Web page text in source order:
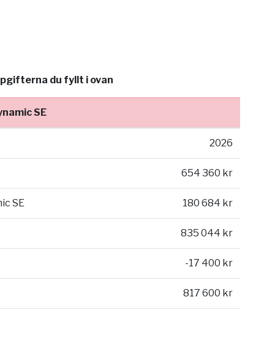
du fyllt i ovan
SE
2026
654 360 kr
SE 180 684 kr
835 044 kr
-17 400 kr
817 600 kr